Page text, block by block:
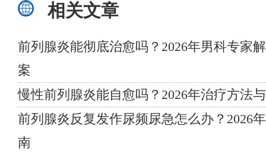
相关文章
前列腺炎能彻底治愈吗？2026年男科专家
案
慢性前列腺炎能自愈吗？2026年治疗方法
前列腺炎反复发作尿频尿急怎么办？2026
南